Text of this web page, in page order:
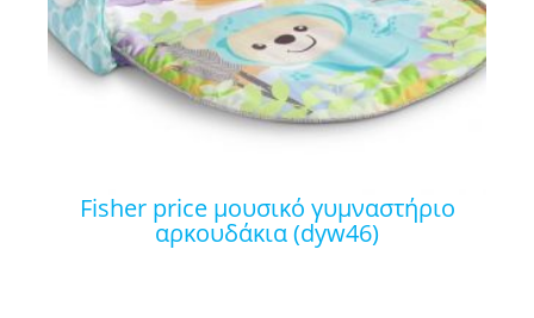
fisher price μουσικό γυμναστήριο
αρκουδάκια (dyw46)